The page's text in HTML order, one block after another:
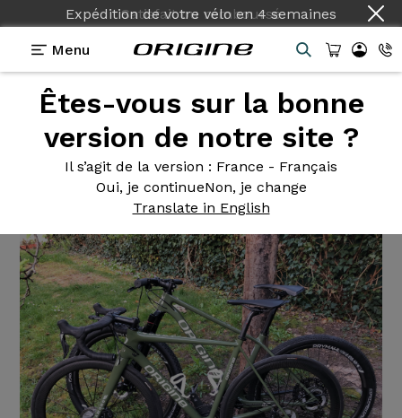
Expédition de votre véloen4 semaines
Menu
Êtes-vous sur la bonne
version de notre site ?
Il s’agit de la version : France - Français
Oui, je continueNon, je change
Translate in English
Témoignages>Axxome II GTR - Théorème GT
Axxome IIGTR - Théorème GT